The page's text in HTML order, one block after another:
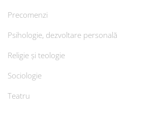
Precomenzi
Psihologie, dezvoltare personală
Religie și teologie
Sociologie
Teatru